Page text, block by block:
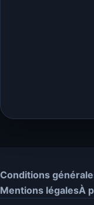
Conditions
Mentions légalesÀ